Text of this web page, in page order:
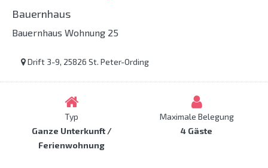
Bauernhaus
Bauernhaus Wohnung 25
Drift 3-9, 25826 St. Peter-Ording
Typ
Ganze Unterkunft /
Ferienwohnung
Maximale Belegung
4 Gäste